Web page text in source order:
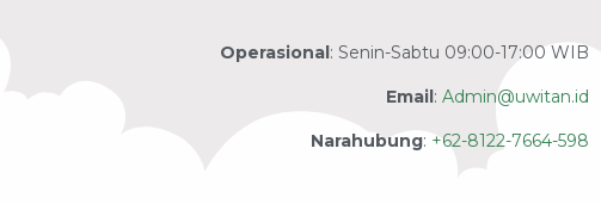
Operasional: Senin-Sabtu 09:00-17:00 WIB
Email: Admin@uwitan.id
Narahubung: +62-8122-7664-598